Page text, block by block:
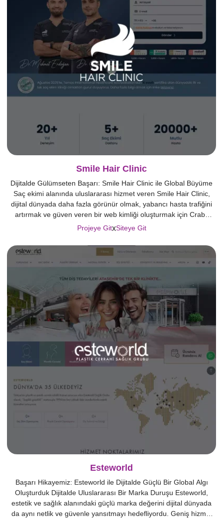
Smile Hair Clinic
Dijitalde Gülümseten Başarı: Smile Hair Clinic ile Global Büyüme
Saç ekimi alanında uluslararası hizmet veren Smile Hair Clinic,
dijital dünyada daha fazla görünür olmak, yabancı hasta trafiğini
artırmak ve güven veren bir web kimliği oluşturmak için Crabs
Media ile iş birliği yaptı. Yapılan ön analizlerde mevcut sitenin
deneyiminin zayıf […]
Projeye GitxSiteye Git
Esteworld
Başarı Hikayemiz: Esteworld ile Dijitalde Güçlü Bir Global Algı
Oluşturduk Dijitalde Uluslararası Bir Marka Duruşu Esteworld,
estetik ve sağlık alanındaki güçlü marka değerini dijital dünyada
da aynı netlik ve güvenle yansıtmayı hedefliyordu. Geniş hizmet